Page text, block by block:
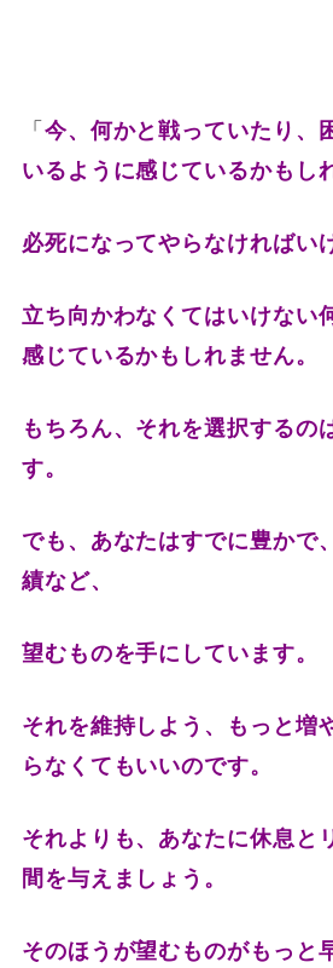
「今、何かと戦っていたり、
いるように感じているかもし
必死になってやらなければい
立ち向かわなくてはいけない
感じているかもしれません。
もちろん、それを選択するの
す。
でも、あなたはすでに豊かで
績など、
望むものを手にしています。
それを維持しよう、もっと増
らなくてもいいのです。
それよりも、あなたに休息と
間を与えましょう。
そのほうが望むものがもっと